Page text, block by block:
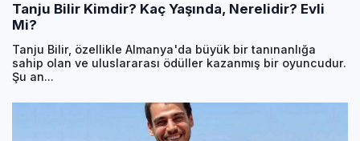
Tanju Bilir Kimdir? Kaç Yaşında, Nerelidir? Evli
Mi?
Tanju Bilir, özellikle Almanya'da büyük bir tanınanlığa
sahip olan ve uluslararası ödüller kazanmış bir oyuncudur.
Şu an...